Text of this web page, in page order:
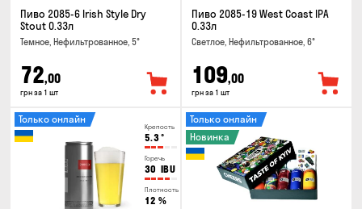
Пиво 2085-6 Irish Style Dry
Stout 0.33л
Темное, Нефильтрованное, 5°
72,00
грн за 1 шт
Пиво 2085-19 West Coast IPA
0.33л
Светлое, Нефильтрованное, 6°
109,00
грн за 1 шт
Крепость
5.3°
Горечь
30 IBU
Плотность
12 %
Только онлайн
Только онлайн
Новинка